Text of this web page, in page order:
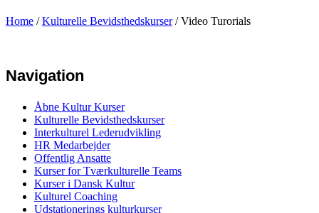
Home /Kulturelle Bevidsthedskurser/Video Turorials
Navigation
Åbne Kultur Kurser
Kulturelle Bevidsthedskurser
Interkulturel Lederudvikling
HR Medarbejder
Offentlig Ansatte
Kurser for Tværkulturelle Teams
Kurser i Dansk Kultur
Kulturel Coaching
Udstationerings kulturkurser